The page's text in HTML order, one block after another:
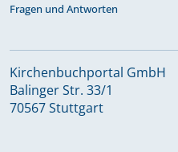
Fragen und Antworten
Kirchenbuchportal GmbH
Balinger Str. 33/1
70567 Stuttgart